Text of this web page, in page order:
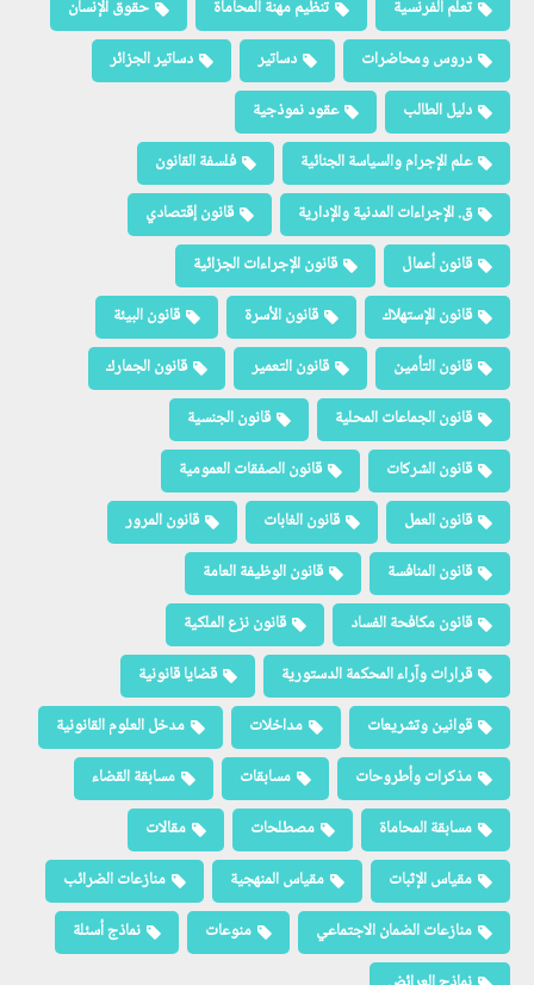
تعلم الفرنسية تنظيم مهنة المحاماة
حقوق الإنسان
دروس ومحاضرات
دساتير
دساتير الجزائر
دليل الطالب
عقود نموذجية
علم الإجرام والسياسة الجنائية
فلسفة القانون
ق. الإجراءات المدنية والإدارية
قانون إقتصادي
قانون أعمال
قانون الإجراءات الجزائية
قانون الإستهلاك
قانون الأسرة
قانون البيئة
قانون التأمين
قانون التعمير
قانون الجمارك
قانون الجماعات المحلية
قانون الجنسية
قانون الشركات
قانون الصفقات العمومية
قانون العمل
قانون الغابات
قانون المرور
قانون المنافسة
قانون الوظيفة العامة
قانون مكافحة الفساد
قانون نزع الملكية
قرارات وآراء المحكمة الدستورية
قضايا قانونية
قوانين وتشريعات
مداخلات
مدخل العلوم القانونية
مذكرات وأطروحات
مسابقات
مسابقة القضاء
مسابقة المحاماة
مصطلحات
مقالات
مقياس الإثبات
مقياس المنهجية
منازعات الضرائب
منازعات الضمان الاجتماعي
منوعات
نماذج أسئلة